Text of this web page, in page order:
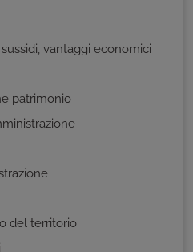
vantaggi economici
patrimonio
del territorio